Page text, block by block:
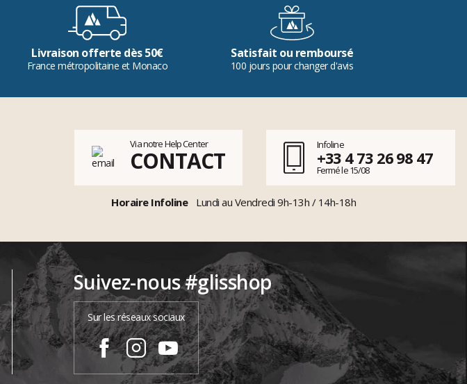
Livraison offerte dès 50€
France métropolitaine et Monaco
Satisfait ou remboursé
100 jours pour changer d'avis
Via notre Help Center
CONTACT
Infoline
+33 4 73 26 98 47
Fermé le 15/08
Horaire Infoline Lundi au Vendredi 9h-13h / 14h-18h
Suivez-nous #glisshop
Sur les réseaux sociaux